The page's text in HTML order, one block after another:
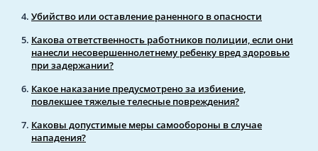
Убийство или оставление раненного в опасности
Какова ответственность работников полиции, если они
нанесли несовершеннолетнему ребенку вред здоровью
при задержании?
Какое наказание предусмотрено за избиение,
повлекшее тяжелые телесные повреждения?
Каковы допустимые меры самообороны в случае
нападения?